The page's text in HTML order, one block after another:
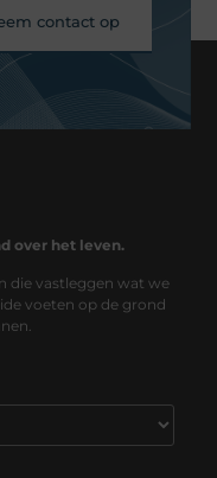
contact op
over het leven.
die vastleggen wat we
voeten op de grond